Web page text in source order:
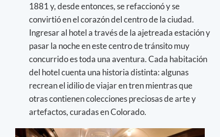
1881 y, desde entonces, se refaccionó y se
convirtió en el corazón del centro de la ciudad.
Ingresar al hotel a través de la ajetreada estación y
pasar la noche en este centro de tránsito muy
concurrido es toda una aventura. Cada habitación
del hotel cuenta una historia distinta: algunas
recrean el idilio de viajar en tren mientras que
otras contienen colecciones preciosas de arte y
artefactos, curadas en Colorado.